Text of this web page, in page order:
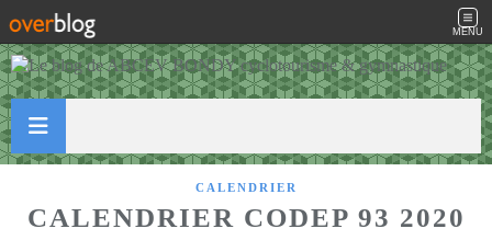
MENU
CALENDRIER
CALENDRIER CODEP 93 2020